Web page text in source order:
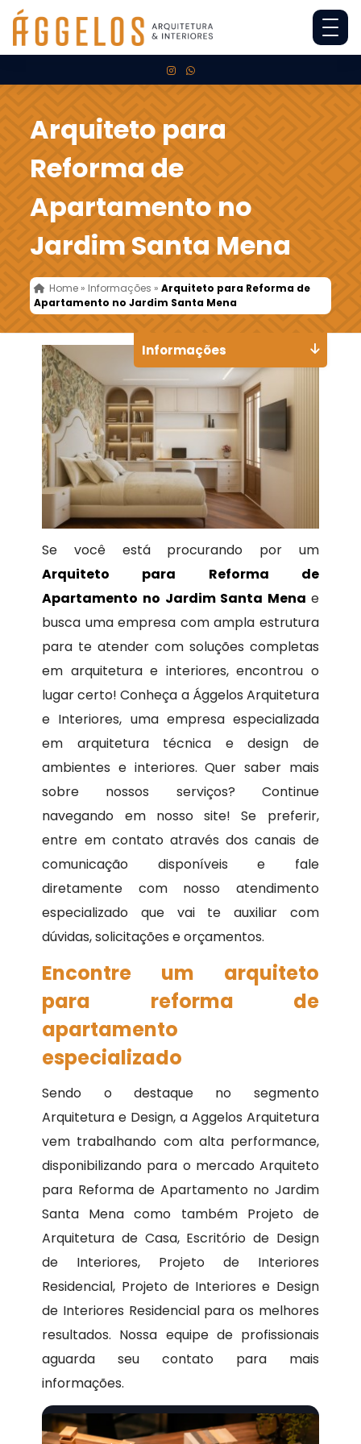
Arquiteto para
Reforma de
Apartamento no
Jardim Santa Mena
Home » Informações »Arquiteto para Reforma de
Apartamento no Jardim Santa Mena
Se você está procurando por um
Arquiteto para Reforma de
Apartamento no Jardim Santa Mena e
busca uma empresa com ampla estrutura
para te atender com soluções completas
em arquitetura e interiores, encontrou o
lugar certo! Conheça a Ággelos Arquitetura
e Interiores, uma empresa especializada
em arquitetura técnica e design de
ambientes e interiores. Quer saber mais
sobre nossos serviços? Continue
navegando em nosso site! Se preferir,
entre em contato através dos canais de
comunicação disponíveis e fale
diretamente com nosso atendimento
especializado que vai te auxiliar com
dúvidas, solicitações e orçamentos.
Encontre um arquiteto
para reforma de
apartamento
especializado
Sendo o destaque no segmento
Arquitetura e Design, a Aggelos Arquitetura
vem trabalhando com alta performance,
disponibilizando para o mercado Arquiteto
para Reforma de Apartamento no Jardim
Santa Mena como também Projeto de
Arquitetura de Casa, Escritório de Design
de Interiores, Projeto de Interiores
Residencial, Projeto de Interiores e Design
de Interiores Residencial para os melhores
resultados. Nossa equipe de profissionais
aguarda seu contato para mais
informações.
Informações